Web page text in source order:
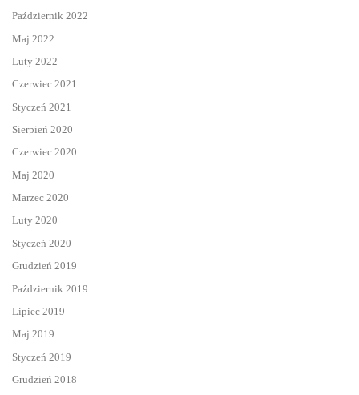
Październik 2022
Maj 2022
Luty 2022
Czerwiec 2021
Styczeń 2021
Sierpień 2020
Czerwiec 2020
Maj 2020
Marzec 2020
Luty 2020
Styczeń 2020
Grudzień 2019
Październik 2019
Lipiec 2019
Maj 2019
Styczeń 2019
Grudzień 2018